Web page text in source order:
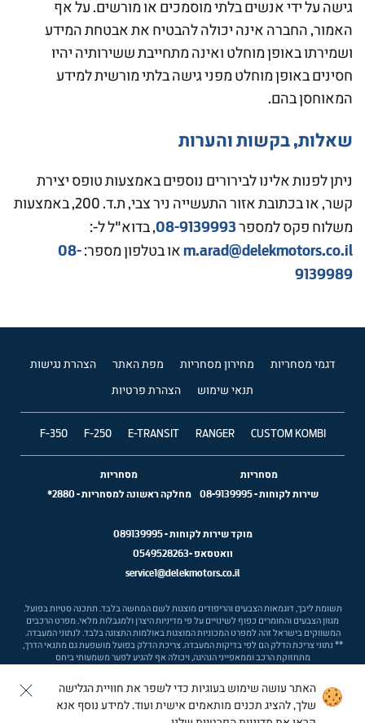
גישה על ידי אנשים בלתי מוסמכים או מורשים. על אף
האמור, החברה אינה יכולה להבטיח את אבטחת המידע
ושמירתו באופן מוחלט ואינה מתחייבת ששירותיה יהיו
חסינים באופן מוחלט מפני גישה בלתי מורשית למידע
המאוחסן בהם.
שאלות, בקשות והערות
ניתן לפנות אלינו לבירורים נוספים באמצעות טופס יצירת
קשר, או בכתובת אזור התעשייה ניר צבי, ת.ד. 200, באמצעות
משלוח פקס למספר 08-9139993, בדוא"ל ל-:
m.arad@delekmotors.co.il או בטלפון מספר: 08-
9139989
דגמי מסחריות מחירון מסחריות מפת האתר הצהרת נגישות
תנאי שימוש הצהרת פרטיות
CUSTOM KOMBI
RANGER
E-TRANSIT
F-250
F-350
מסחריות
שירות לקוחות-
08-9139995
מסחריות
מחלקה ראשונה למסחריות-
2880*
מוקד שירות לקוחות -089139995
וואטסאפ -0549528263
service1@delekmotors.co.il
תשומת ליבך, דוגמאות הצבעים והריפודים מוצגות לשם המחשה בלבד. תתכנה סטיות בפועל.
מגוון הצבעים והחומרים כפוף לשינויים על פי מדיניות היצרן ולמגבלות מלאי. מפרט הרכבים
המשווקים בישראל זהה למפרט המכוניות המוצגות באולמות התצוגה בלבד. לנתוני המעבדה.
** נתוני צריכת הדלק הם לפי בדיקות המעבדה. צריכת הדלק בפועל מושפעת גם מתנאי הדרך,
מתחזוקת הרכב וממאפייני הנהיגה, ויכולה אף להגיע לפער משמעותי ביחס
Ⓒ ford israel
האתר עושה שימוש בעוגיות כדי לשפר את חוויית הגלישה
שלך, להציג תכנים מותאמים אישית ועוד. למידע נוסף אנא